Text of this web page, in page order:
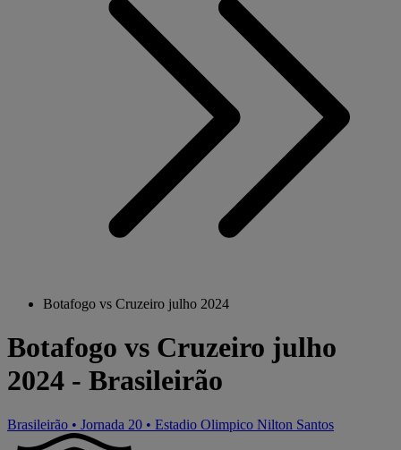
Botafogo vs Cruzeiro julho 2024
Botafogo vs Cruzeiro julho
2024 - Brasileirão
Brasileirão • Jornada 20 • Estadio Olimpico Nilton Santos